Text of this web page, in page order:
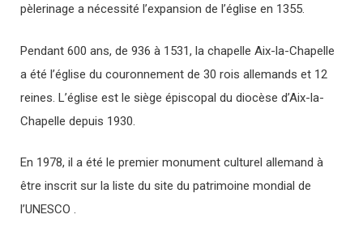
pèlerinage a nécessité l’expansion de l’église en 1355.
Pendant 600 ans, de 936 à 1531, la chapelle Aix-la-Chapelle
a été l’église du couronnement de 30 rois allemands et 12
reines. L’église est le siège épiscopal du diocèse d’Aix-la-
Chapelle depuis 1930.
En 1978, il a été le premier monument culturel allemand à
être inscrit sur la liste du site du patrimoine mondial de
l’UNESCO .